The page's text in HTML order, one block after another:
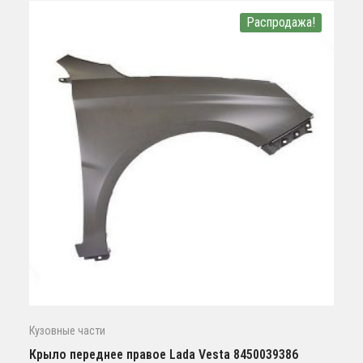
Распродажа!
Кузовные части
Крыло переднее правое Lada Vesta 8450039386